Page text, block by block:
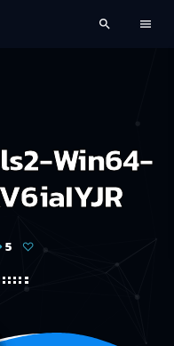
search menu
Win64-
5